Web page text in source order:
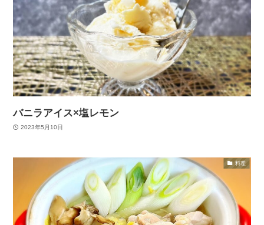
バニラアイス×塩レモン
2023年5月10日
料理